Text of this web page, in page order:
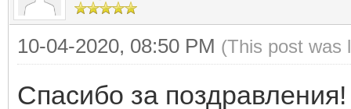
10-04-2020, 08:50 PM (This post was
Спасибо за поздравления!